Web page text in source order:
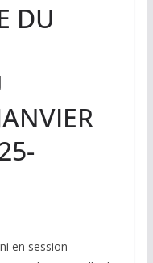
DU
en session